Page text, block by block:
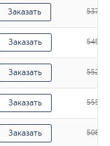
Заказать 537
Заказать 545
Заказать 552
Заказать 555
Заказать 508